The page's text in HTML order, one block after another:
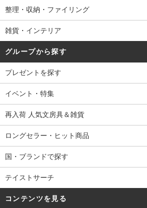
整理・収納・ファイリング
雑貨・インテリア
グループから探す
プレゼントを探す
イベント・特集
再入荷 人気文房具＆雑貨
ロングセラー・ヒット商品
国・ブランドで探す
テイストサーチ
コンテンツを見る